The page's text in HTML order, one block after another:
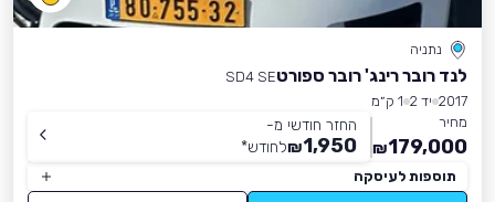
נתניה
לנד רובר רינג' רובר ספורטSD4 SE
2017 יד 2
1 ק״מ
מחיר
179,000
₪
החזר חודשי מ-
1,950
₪לחודש*
תוספות לעיסקה